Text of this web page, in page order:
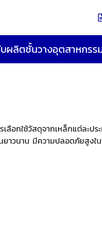
ผลิตชั้นวางอุตสาหกรร
อกใช้วัสดุจากเหล็กแต่ละปร
าวนาน มีความปลอดภัยสูงใ